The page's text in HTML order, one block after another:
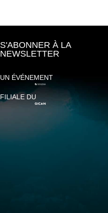
S'ABONNER À LA
NEWSLETTER
UN ÉVÉNEMENT
FILIALE DU